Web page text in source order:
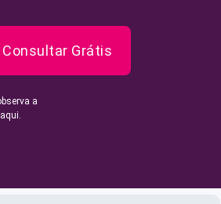
Consultar Grátis
a